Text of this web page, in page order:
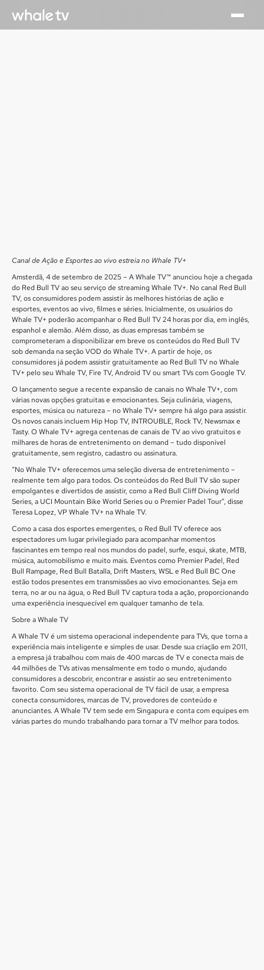
Canal de Ação e Esportes ao vivo estreia no Whale TV+
Amsterdã, 4 de setembro de 2025 – A Whale TV™ anunciou hoje a chegada
do Red Bull TV ao seu serviço de streaming Whale TV+. No canal Red Bull
TV, os consumidores podem assistir às melhores histórias de ação e
esportes, eventos ao vivo, filmes e séries. Inicialmente, os usuários do
Whale TV+ poderão acompanhar o Red Bull TV 24 horas por dia, em inglês,
espanhol e alemão. Além disso, as duas empresas também se
comprometeram a disponibilizar em breve os conteúdos do Red Bull TV
sob demanda na seção VOD do Whale TV+. A partir de hoje, os
consumidores já podem assistir gratuitamente ao Red Bull TV no Whale
TV+ pelo seu Whale TV, Fire TV, Android TV ou smart TVs com Google TV.
O lançamento segue a recente expansão de canais no Whale TV+, com
várias novas opções gratuitas e emocionantes. Seja culinária, viagens,
esportes, música ou natureza – no Whale TV+ sempre há algo para assistir.
Os novos canais incluem Hip Hop TV, INTROUBLE, Rock TV, Newsmax e
Tasty. O Whale TV+ agrega centenas de canais de TV ao vivo gratuitos e
milhares de horas de entretenimento on demand – tudo disponível
gratuitamente, sem registro, cadastro ou assinatura.
“No Whale TV+ oferecemos uma seleção diversa de entretenimento –
realmente tem algo para todos. Os conteúdos do Red Bull TV são super
empolgantes e divertidos de assistir, como a Red Bull Cliff Diving World
Series, a UCI Mountain Bike World Series ou o Premier Padel Tour”, disse
Teresa Lopez, VP Whale TV+ na Whale TV.
Como a casa dos esportes emergentes, o Red Bull TV oferece aos
espectadores um lugar privilegiado para acompanhar momentos
fascinantes em tempo real nos mundos do padel, surfe, esqui, skate, MTB,
música, automobilismo e muito mais. Eventos como Premier Padel, Red
Bull Rampage, Red Bull Batalla, Drift Masters, WSL e Red Bull BC One
estão todos presentes em transmissões ao vivo emocionantes. Seja em
terra, no ar ou na água, o Red Bull TV captura toda a ação, proporcionando
uma experiência inesquecível em qualquer tamanho de tela.
Sobre a Whale TV
A Whale TV é um sistema operacional independente para TVs, que torna a
experiência mais inteligente e simples de usar. Desde sua criação em 2011,
a empresa já trabalhou com mais de 400 marcas de TV e conecta mais de
44 milhões de TVs ativas mensalmente em todo o mundo, ajudando
consumidores a descobrir, encontrar e assistir ao seu entretenimento
favorito. Com seu sistema operacional de TV fácil de usar, a empresa
conecta consumidores, marcas de TV, provedores de conteúdo e
anunciantes. A Whale TV tem sede em Singapura e conta com equipes em
várias partes do mundo trabalhando para tornar a TV melhor para todos.